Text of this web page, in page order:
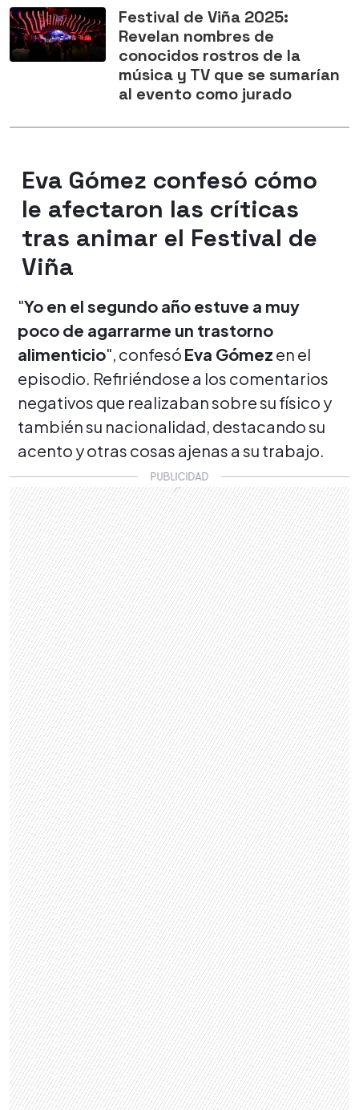
Festival de Viña 2025:
Revelan nombres de
conocidos rostros de la
música y TV que se sumarían
al evento como jurado
Eva Gómez confesó cómo
le afectaron las críticas
tras animar el Festival de
Viña
"Yo en el segundo año estuve a muy
poco de agarrarme un trastorno
alimenticio", confesó Eva Gómez en el
episodio. Refiriéndose a los comentarios
negativos que realizaban sobre su físico y
también su nacionalidad, destacando su
acento y otras cosas ajenas a su trabajo.